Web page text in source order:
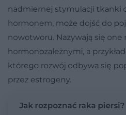
nadmiernej stymulacji tkanki
hormonem, może dojść do
nowotworu. Nazywają się
hormonozależnymi, a
którego rozwój odbywa się
przez estrogeny.
Jak rozpoznać raka piersi?